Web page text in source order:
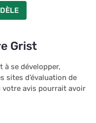
Grist
à se développer,
sites d’évaluation de
avis pourrait avoir